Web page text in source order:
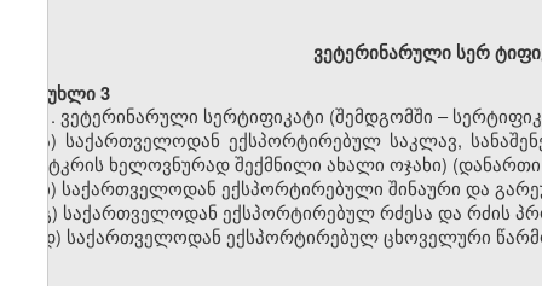
ვეტერინარული სერტ
მუხლი 3
1. ვეტერინარული სერტიფიკატი (შემდგომში –
ა) საქართველოდან ექსპორტირებულ საკლავ,
(ფუტკრის ხელოვნურად შექმნილი ახალი ოჯახი)
ბ) საქართველოდან ექსპორტირებული შინაური და
გ) საქართველოდან ექსპორტირებულ რძესა და რძის
დ) საქართველოდან ექსპორტირებულ ცხოველური